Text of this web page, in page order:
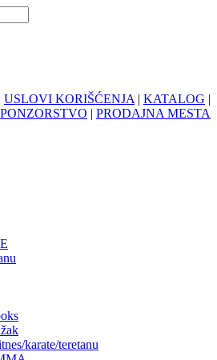
USLOVI KORIŠĆENJA | KATALOG |
| PRODAJNA MESTA
karate/teretanu